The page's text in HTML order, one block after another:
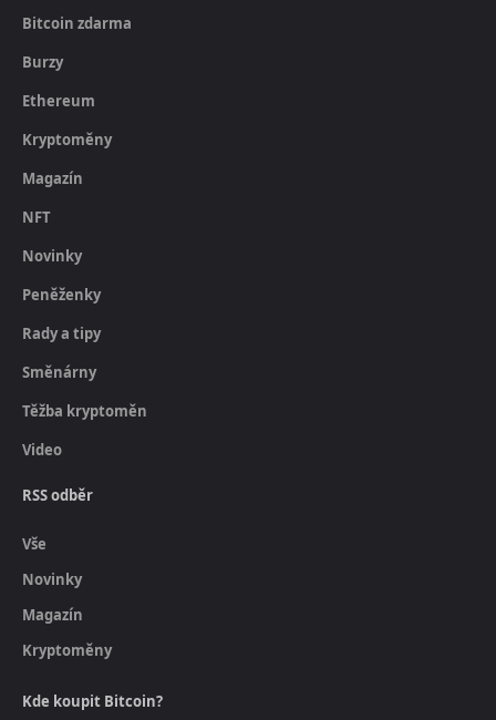
Bitcoin zdarma
Burzy
Ethereum
Kryptoměny
Magazín
NFT
Novinky
Peněženky
Rady a tipy
Směnárny
Těžba kryptoměn
Video
RSS odběr
Vše
Novinky
Magazín
Kryptoměny
Kde koupit Bitcoin?